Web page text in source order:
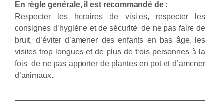
En règle générale, il est recommandé de :
Respecter les horaires de visites, respecter les
consignes d’hygiène et de sécurité, de ne pas faire de
bruit, d’éviter d’amener des enfants en bas âge, les
visites trop longues et de plus de trois personnes à la
fois, de ne pas apporter de plantes en pot et d’amener
d’animaux.